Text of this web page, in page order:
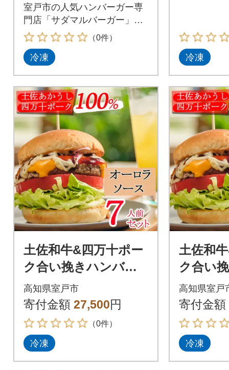
室戸市の人気ハンバーガー専
門店「サダマルバーガー」よ
りお届けします。
（0件）
冷凍 冷凍
土佐和牛&四万十ポー
ク合い挽きハンバー
ガーセット【オーロ
ラソース】【7人前】
高知県室戸市
寄付金額 27,500円
（0件）
冷凍
土佐和
ク合い
チーズ
ト【オ
ス】【5
高知県室戸
寄付金額
冷凍